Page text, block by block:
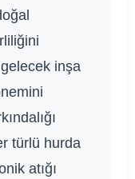
inşa
türlü hurda
atığı